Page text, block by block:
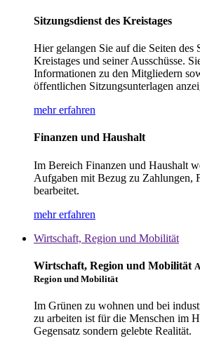
Sitzungsdienst des Kreistages
Hier gelangen Sie auf die Seiten des
Kreistages und seiner Ausschüsse.
Informationen zu den Mitgliedern
öffentlichen Sitzungsunterlagen
mehr erfahren
Finanzen und Haushalt
Im Bereich Finanzen und Haushalt
Aufgaben mit Bezug zu Zahlungen,
bearbeitet.
mehr erfahren
Wirtschaft, Region und Mobilität
Wirtschaft, Region und Mobilität
Region und Mobilität
Im Grünen zu wohnen und bei
zu arbeiten ist für die Menschen im
Gegensatz sondern gelebte Realität.